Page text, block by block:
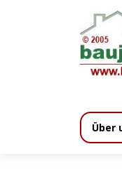
Über
Wir